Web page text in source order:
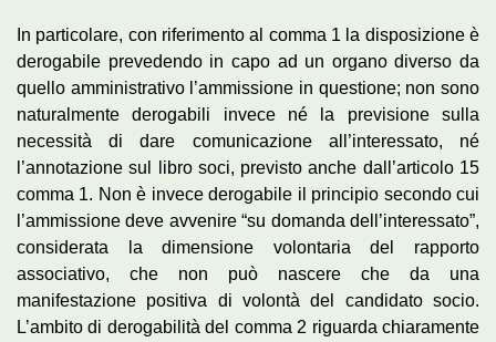
In particolare, con riferimento al comma 1 la disposizione è
derogabile prevedendo in capo ad un organo diverso da
quello amministrativo l’ammissione in questione; non sono
naturalmente derogabili invece né la previsione sulla
necessità di dare comunicazione all’interessato, né
l’annotazione sul libro soci, previsto anche dall’articolo 15
comma 1. Non è invece derogabile il principio secondo cui
l’ammissione deve avvenire “su domanda dell’interessato”,
considerata la dimensione volontaria del rapporto
associativo, che non può nascere che da una
manifestazione positiva di volontà del candidato socio.
L’ambito di derogabilità del comma 2 riguarda chiaramente